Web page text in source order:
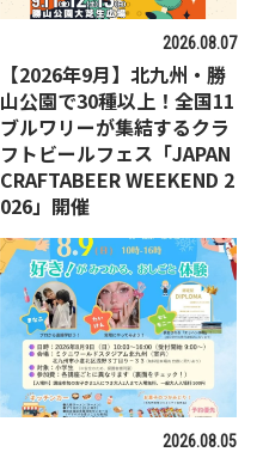
2026.08.07
【2026年9月】北九州・勝
山公園で30種以上！全国11
ブルワリーが集結するクラ
フトビールフェス「JAPAN
CRAFTABEER WEEKEND 2
026」開催
2026.08.05